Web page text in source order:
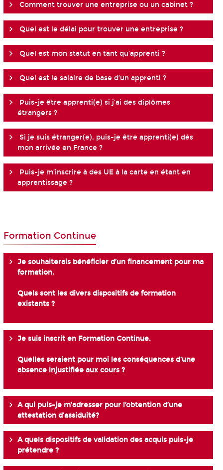
Comment trouver une entreprise ou un cabinet ?
Quel est le délai pour trouver une entreprise ?
Quel est mon statut en tant qu’apprenti ?
Quel est le salaire de base d’un apprenti ?
Puis-je être apprenti(e) si j’ai des diplômes
étrangers ?
Si je suis étranger(e), puis-je être apprenti(e) dès
mon arrivée en France ?
Puis-je m’inscrire à des UE à la carte en étant en
apprentissage ?
Formation Continue
Je souhaiterais bénéficier d’un financement pour ma
formation.
Quels sont les divers dispositifs de formation
existants ?
Je suis inscrit en Formation Continue.
Quelles seraient pour moi les conséquences d’une
absence injustifiée aux cours ?
A qui puis-je m’adresser pour l’obtention d’une
attestation d’assiduité?
A quels dispositifs de validation des acquis puis-je
prétendre ?